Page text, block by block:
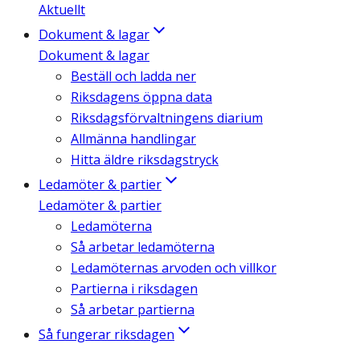
Aktuellt
Dokument & lagar
Dokument & lagar
Beställ och ladda ner
Riksdagens öppna data
Riksdagsförvaltningens diarium
Allmänna handlingar
Hitta äldre riksdagstryck
Ledamöter & partier
Ledamöter & partier
Ledamöterna
Så arbetar ledamöterna
Ledamöternas arvoden och villkor
Partierna i riksdagen
Så arbetar partierna
Så fungerar riksdagen